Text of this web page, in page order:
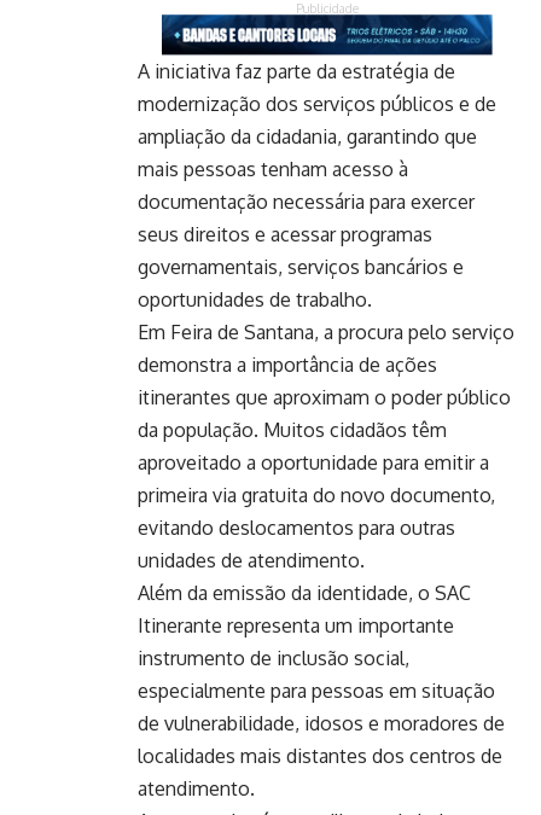
Publicidade
A iniciativa faz parte da estratégia de
modernização dos serviços públicos e de
ampliação da cidadania, garantindo que
mais pessoas tenham acesso à
documentação necessária para exercer
seus direitos e acessar programas
governamentais, serviços bancários e
oportunidades de trabalho.
Em Feira de Santana, a procura pelo serviço
demonstra a importância de ações
itinerantes que aproximam o poder público
da população. Muitos cidadãos têm
aproveitado a oportunidade para emitir a
primeira via gratuita do novo documento,
evitando deslocamentos para outras
unidades de atendimento.
Além da emissão da identidade, o SAC
Itinerante representa um importante
instrumento de inclusão social,
especialmente para pessoas em situação
de vulnerabilidade, idosos e moradores de
localidades mais distantes dos centros de
atendimento.